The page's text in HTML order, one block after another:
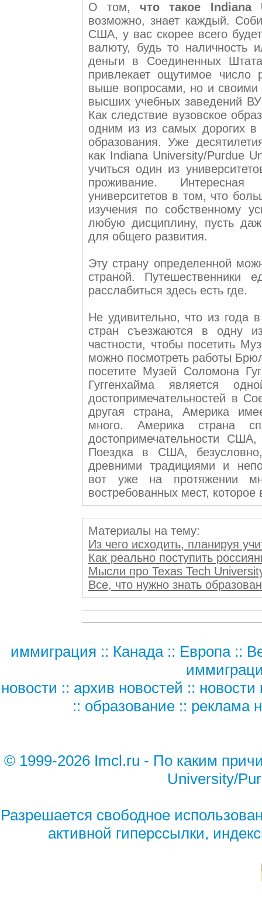
О том,что такое Indiana
возможно, знает каждый.
США, у вас скорее всего
валюту, будь то наличность
деньги в Соединенных
привлекает ощутимое число
выше вопросами, но и своими
высших учебных заведений
Как следствие вузовское
одним из из самых дорогих
образования. Уже
как Indiana University/Purdue
учиться один из
проживание. Интересная
университетов в том, что
изучения по собственному
любую дисциплину, пусть
для общего развития.
Эту страну определенной
страной.
расслабиться здесь есть где.
Не удивительно, что из года
стран съезжаются в одну
частности, чтобы посетить
можно посмотреть работы
посетите Музей Соломона
Гуггенхайма является
достопримечательностей в
другая страна, Америка
много. Америка страна
достопримечательности
Поездка в США,
древними традициями и
вот уже на протяжении
востребованных мест,
Материалы на тему:
Из чего исходить, планируя
Как реально поступить
Мысли про Texas Tech
Все, что нужно знать
иммиграция :: Канада:: Европа::
новости :: архив новостей :: новости
:: образование :: реклама
© 1999-2026 Imcl.ru - По каким
University/
Разрешается свободное
активной гиперссылки,